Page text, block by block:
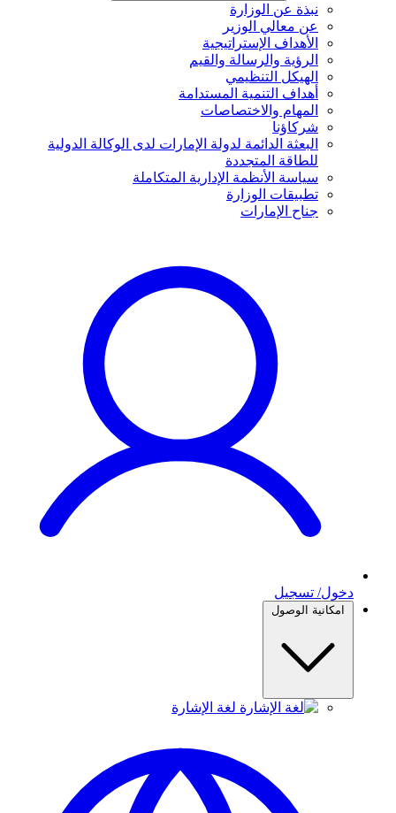
نبذة عن الوزارة
عن معالي الوزير
الأهداف الإستراتيجية
الرؤية والرسالة والقيم
الهيكل التنظيمي
أهداف التنمية المستدامة
المهام والاختصاصات
شركاؤنا
البعثة الدائمة لدولة الإمارات لدى الوكالة الدولية
للطاقة المتجددة
سياسة الأنظمة الإدارية المتكاملة
تطبيقات الوزارة
جناح الإمارات
دخول/ تسجيل
امكانية الوصول
لغة الإشارة